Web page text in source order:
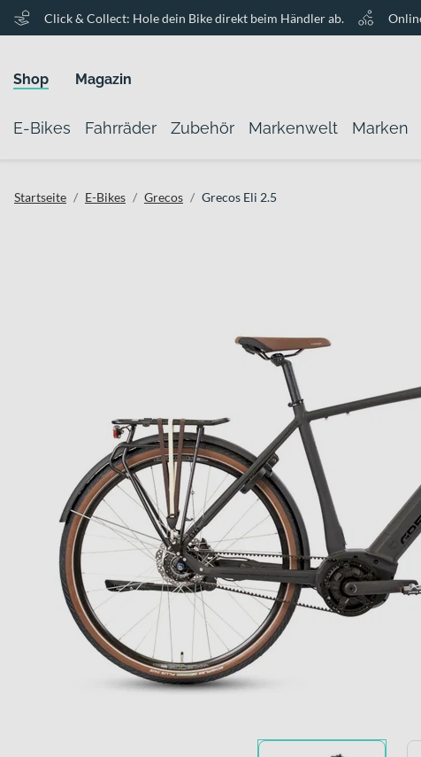
Click & Collect: Hole dein Bike direkt beim Händler ab.
Shop Magazin
E-Bikes Fahrräder Zubehör Markenwelt Marken
Startseite E-Bikes Grecos Grecos Eli 2.5